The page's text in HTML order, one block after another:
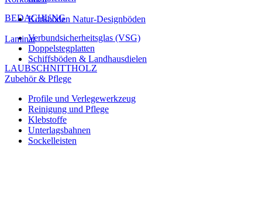
BEDACHUNG
Verbundsicherheitsglas (VSG)
Doppelstegplatten
LAUBSCHNITTHOLZ
Korkböden Natur-Designböden
Laminat
Schiffsböden & Landhausdielen
Zubehör & Pflege
Profile und Verlegewerkzeug
Reinigung und Pflege
Klebstoffe
Unterlagsbahnen
Sockelleisten